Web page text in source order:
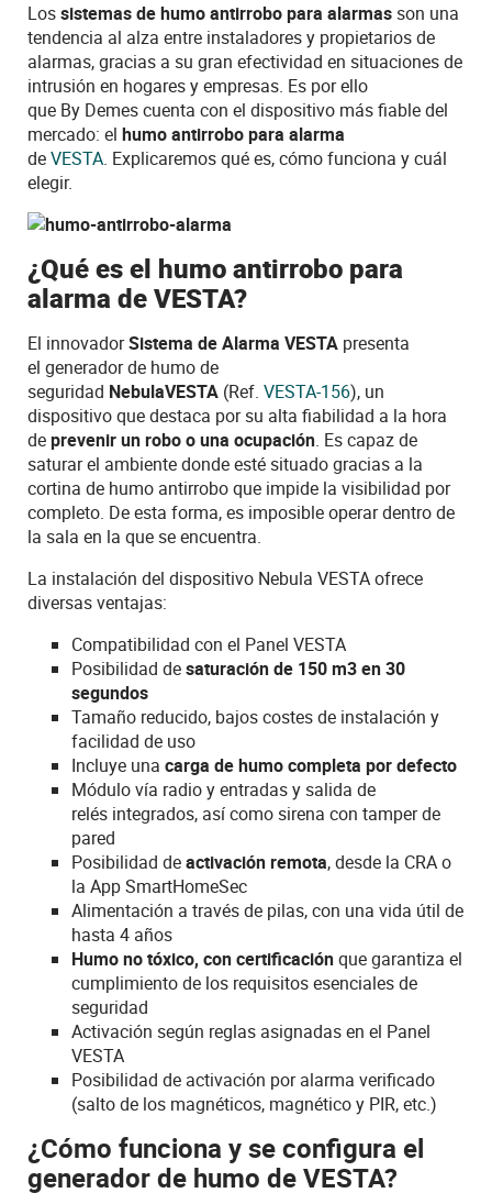
Lossistemas de humo antirrobo para alarmasson una
tendencia al alza entre instaladores y propietarios de
alarmas, gracias a su gran efectividad en situaciones de
intrusión en hogares y empresas. Es por ello
que By Demescuenta con el dispositivo más fiable del
mercado: el humo antirrobo para alarma
deVESTA. Explicaremos qué es, cómo funciona y cuál
elegir.
¿Qué es el humo antirrobo para
alarma de VESTA?
El innovadorSistema de Alarma VESTA presenta
el generador de humode
seguridad NebulaVESTA (Ref. VESTA-156), un
dispositivo que destaca por su alta fiabilidad a la hora
deprevenir un robo o una ocupación. Es capaz de
saturar el ambiente donde esté situado gracias a la
cortina de humo antirrobo que impide la visibilidad por
completo. De esta forma, es imposible operar dentro de
la sala en la que se encuentra.
La instalación del dispositivo Nebula VESTA ofrece
diversas ventajas:
Compatibilidad con el Panel VESTA
Posibilidad desaturación de 150 m3 en 30
segundos
Tamaño reducido, bajos costes de instalación y
facilidad de uso
Incluye una carga de humo completa por defecto
Módulo vía radioy entradas y salida de
relés integrados, así comosirena con tamperde
pared
Posibilidad deactivación remota, desde la CRA o
la App SmartHomeSec
Alimentación a través de pilas, con una vida útil de
hasta 4 años
Humo no tóxico, con certificaciónque garantiza el
cumplimiento de los requisitos esenciales de
seguridad
Activación según reglas asignadas en el Panel
VESTA
Posibilidad de activación por alarma verificado
(salto de los magnéticos, magnético y PIR, etc.)
¿Cómo funciona y se configura el
generador de humo de VESTA?